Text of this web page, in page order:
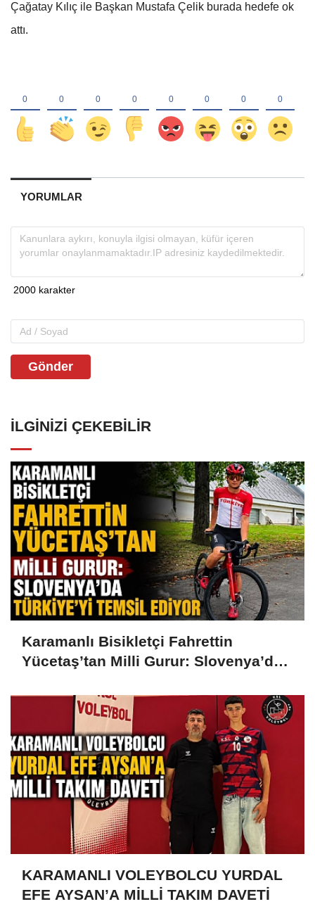
Çağatay Kılıç ile Başkan Mustafa Çelik burada hedefe ok
attı.
YORUMLAR
Gönder
İLGINIZI ÇEKEBILIR
Karamanlı Bisikletçi Fahrettin
Yücetaş’tan Milli Gurur: Slovenya’da
KARAMANLI VOLEYBOLCU YURDAL
EFE AYSAN’A MİLLİ TAKIM DAVETİ